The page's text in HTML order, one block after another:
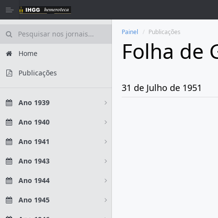
Home
Publicações
Ano 1939
Ano 1940
Ano 1941
Ano 1943
Ano 1944
Ano 1945
Painel Publicações
Folha de
31 de Julho de 1951